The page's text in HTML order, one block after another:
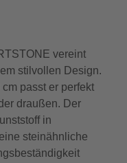
vereint
stilvollen Design.
passt er perfekt
draußen. Der
in
steinähnliche